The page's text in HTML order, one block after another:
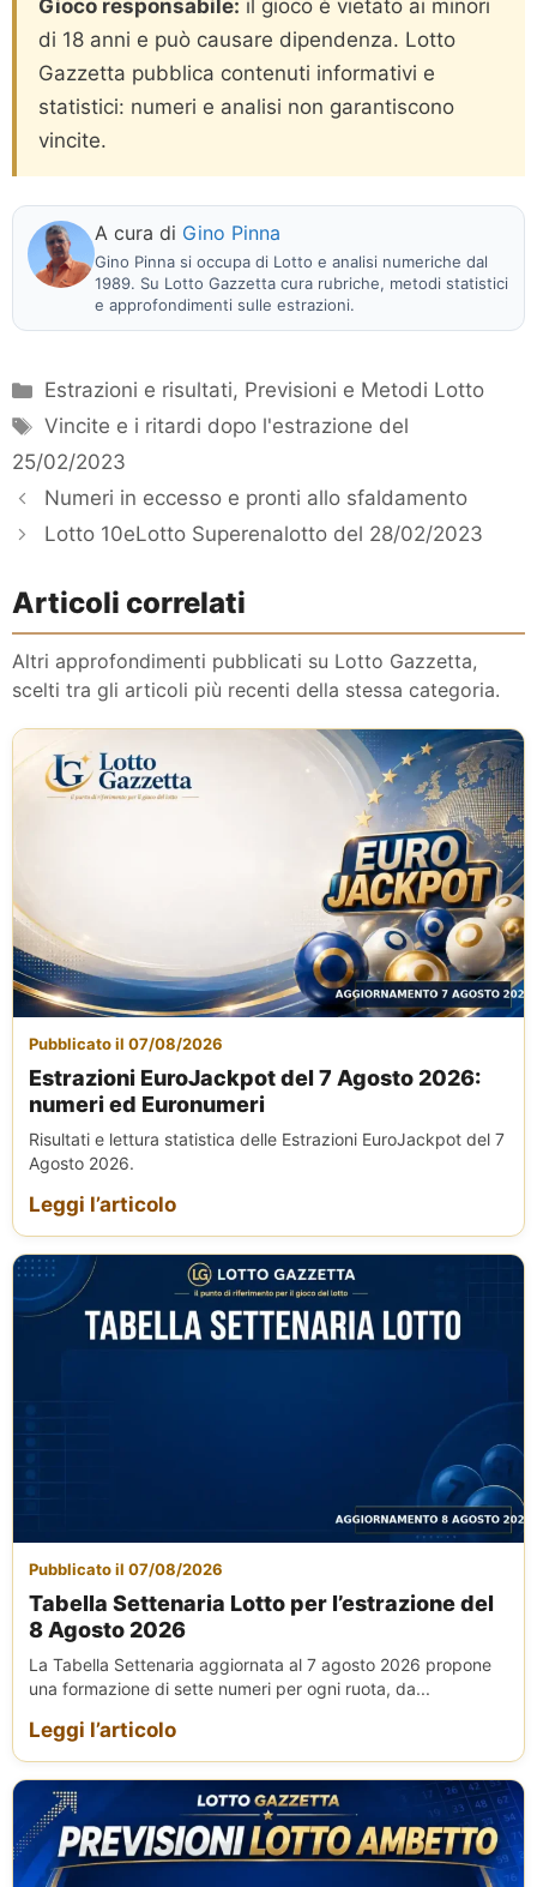
Gioco responsabile: il gioco è vietato ai minori
di 18 anni e può causare dipendenza. Lotto
Gazzetta pubblica contenuti informativi e
statistici: numeri e analisi non garantiscono
vincite.
A cura di Gino Pinna
Gino Pinna si occupa di Lotto e analisi numeriche dal
1989. Su Lotto Gazzetta cura rubriche, metodi statistici
e approfondimenti sulle estrazioni.
Categorie
Estrazioni e risultati, Previsioni e Metodi Lotto
Tag
Vincite e i ritardi dopo l'estrazione del
25/02/2023
Numeri in eccesso e pronti allo sfaldamento
Lotto 10eLotto Superenalotto del 28/02/2023
Articoli correlati
Altri approfondimenti pubblicati su Lotto Gazzetta,
scelti tra gli articoli più recenti della stessa categoria.
Pubblicato il 07/08/2026
Estrazioni EuroJackpot del 7 Agosto 2026:
numeri ed Euronumeri
Risultati e lettura statistica delle Estrazioni EuroJackpot del 7
Agosto 2026.
Leggi l’articolo
Pubblicato il 07/08/2026
Tabella Settenaria Lotto per l’estrazione del
8 Agosto 2026
La Tabella Settenaria aggiornata al 7 agosto 2026 propone
una formazione di sette numeri per ogni ruota, da...
Leggi l’articolo